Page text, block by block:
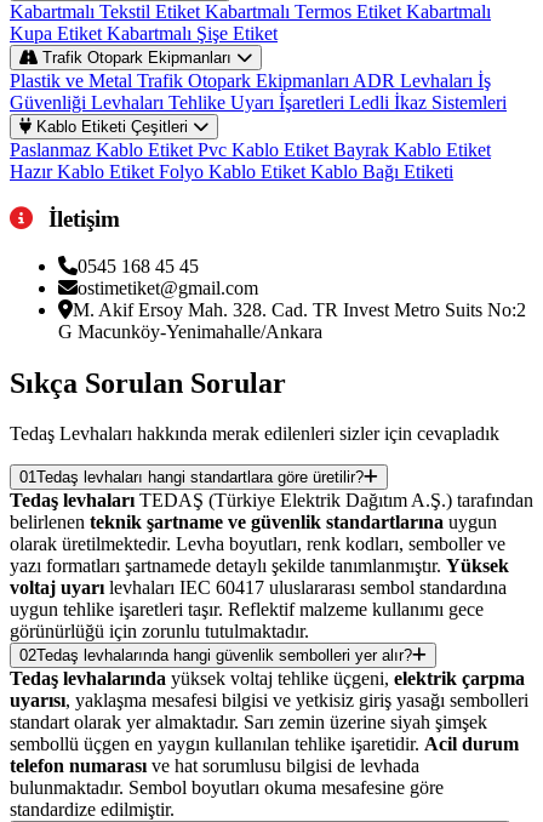
Kabartmalı Tekstil Etiket Kabartmalı Termos Etiket Kabartmalı
Kupa Etiket Kabartmalı Şişe Etiket
Trafik Otopark Ekipmanları
Plastik ve Metal Trafik Otopark Ekipmanları ADR Levhaları İş
Güvenliği Levhaları Tehlike Uyarı İşaretleri Ledli İkaz Sistemleri
Kablo Etiketi Çeşitleri
Paslanmaz Kablo Etiket Pvc Kablo Etiket Bayrak Kablo Etiket
Hazır Kablo Etiket Folyo Kablo Etiket Kablo Bağı Etiketi
İletişim
0545 168 45 45
ostimetiket@gmail.com
M. Akif Ersoy Mah. 328. Cad. TR Invest Metro Suits No:2
G Macunköy-Yenimahalle/Ankara
Sıkça Sorulan Sorular
Tedaş Levhaları hakkında merak edilenleri sizler için cevapladık
01Tedaş levhaları hangi standartlara göre üretilir?
Tedaş levhalarıTEDAŞ (Türkiye Elektrik Dağıtım A.Ş.) tarafından
belirlenen teknik şartname ve güvenlik standartlarına uygun
olarak üretilmektedir. Levha boyutları, renk kodları, semboller ve
yazı formatları şartnamede detaylı şekilde tanımlanmıştır. Yüksek
voltaj uyarılevhaları IEC 60417 uluslararası sembol standardına
uygun tehlike işaretleri taşır. Reflektif malzeme kullanımı gece
görünürlüğü için zorunlu tutulmaktadır.
02Tedaş levhalarında hangi güvenlik sembolleri yer alır?
Tedaş levhalarında yüksek voltaj tehlike üçgeni, elektrik çarpma
uyarısı, yaklaşma mesafesi bilgisi ve yetkisiz giriş yasağı sembolleri
standart olarak yer almaktadır. Sarı zemin üzerine siyah şimşek
sembollü üçgen en yaygın kullanılan tehlike işaretidir. Acil durum
telefon numarasıve hat sorumlusu bilgisi de levhada
bulunmaktadır. Sembol boyutları okuma mesafesine göre
standardize edilmiştir.